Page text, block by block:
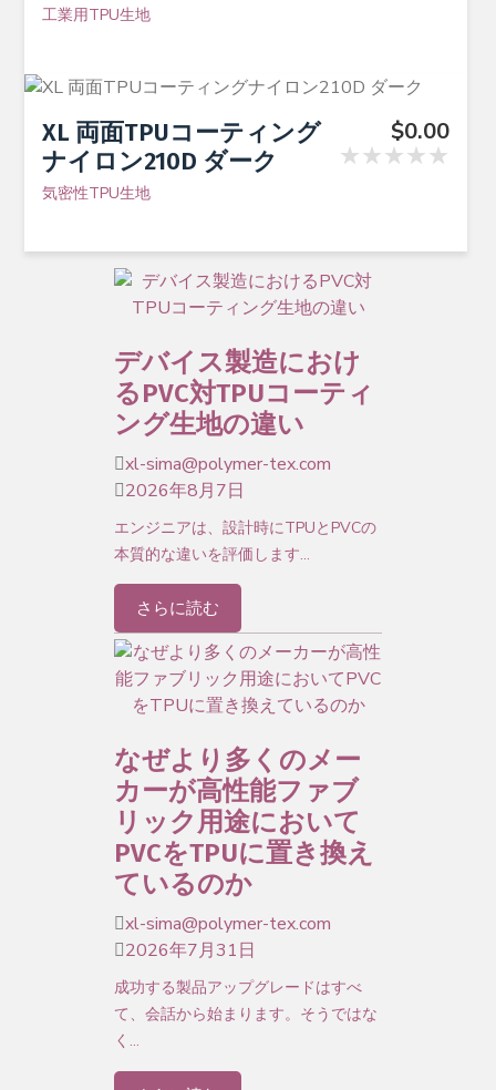
工業用TPU生地
XL 両面TPUコーティング
ナイロン210D ダーク
気密性TPU生地
$0.00
★★★★★
デバイス製造におけ
るPVC対TPUコーティ
ング生地の違い
xl-sima@polymer-tex.com
2026年8月7日
エンジニアは、設計時にTPUとPVCの
本質的な違いを評価します…
さらに読む
なぜより多くのメー
カーが高性能ファブ
リック用途において
PVCをTPUに置き換え
ているのか
xl-sima@polymer-tex.com
2026年7月31日
成功する製品アップグレードはすべ
て、会話から始まります。そうではな
く…